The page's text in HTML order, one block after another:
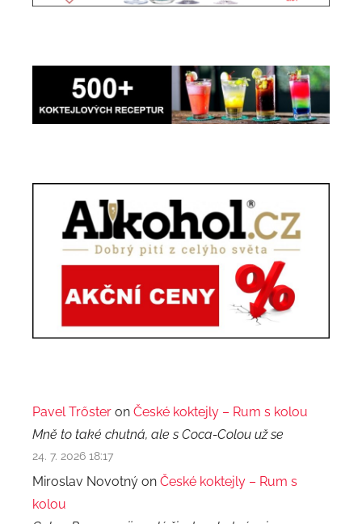
Pavel Trőster on České koktejly – Rum s kolou
Mně to také chutná, ale s Coca-Colou už se
24. 7. 2026 18:17
Miroslav Novotný on České koktejly – Rum s
kolou